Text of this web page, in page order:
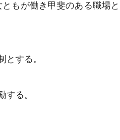
もが働き甲斐のある職場と
する。
る。